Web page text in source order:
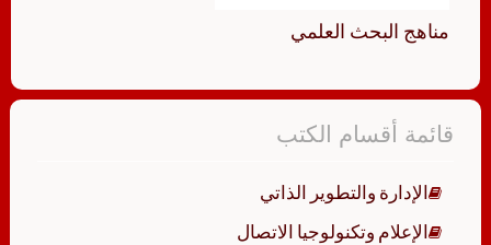
مناهج البحث العلمي
قائمة أقسام الكتب
الإدارة والتطوير الذاتي
الإعلام وتكنولوجيا الاتصال